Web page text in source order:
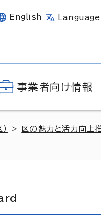
English Language
事業者向け情報
> 区の魅力と活力向上